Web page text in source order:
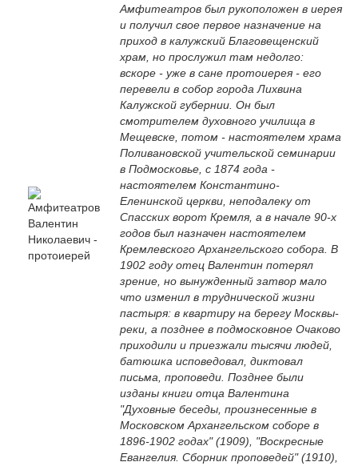
Амфитеатров был рукоположен в иерея
и получил свое первое назначение на
приход в калужский Благовещенский
храм, но прослужил там недолго:
вскоре - уже в сане протоиерея - его
перевели в собор города Лихвина
Калужской губернии. Он был
смотрителем духовного училища в
Мещевске, потом - настоятелем храма
Поливановской учительской семинарии
в Подмосковье, с 1874 года -
настоятелем Константино-
Еленинской церкви, неподалеку от
Спасских ворот Кремля, а в начале 90-х
годов был назначен настоятелем
Кремлевского Архангельского собора. В
1902 году отец Валентин потерял
зрение, но вынужденный затвор мало
что изменил в труднической жизни
пастыря: в квартиру на берегу Москвы-
реки, а позднее в подмосковное Очаково
приходили и приезжали тысячи людей,
батюшка исповедовал, диктовал
письма, проповеди. Позднее были
изданы книги отца Валентина
"Духовные беседы, произнесенные в
Московском Архангельском cоборе в
1896-1902 годах" (1909), "Воскресные
Евангелия. Сборник проповедей" (1910),